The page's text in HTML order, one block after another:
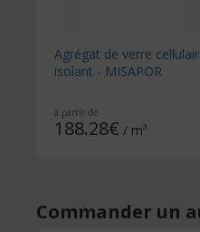
Agrégat de verre
isolant - MISAPOR
à partir de
188.28€ / m³
Commander un